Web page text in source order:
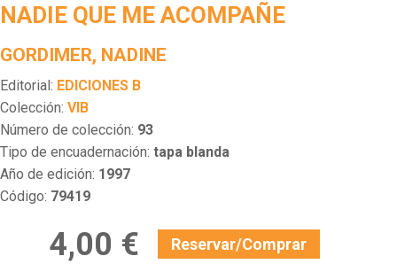
NADIE QUE ME ACOMPAÑE
GORDIMER, NADINE
Editorial: EDICIONES B
Colección: VIB
Número de colección: 93
Tipo de encuadernación: tapa blanda
Año de edición: 1997
Código: 79419
4,00 € Reservar/Comprar